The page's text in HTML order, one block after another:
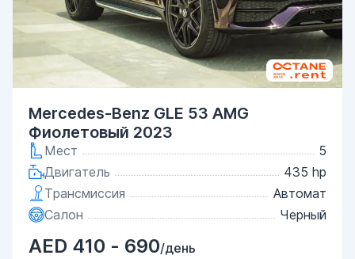
Mercedes-Benz GLE 53 AMG
Фиолетовый 2023
Мест
5
Двигатель
435 hp
Трансмиссия
Автомат
Салон
Черный
AED 410 - 690/день